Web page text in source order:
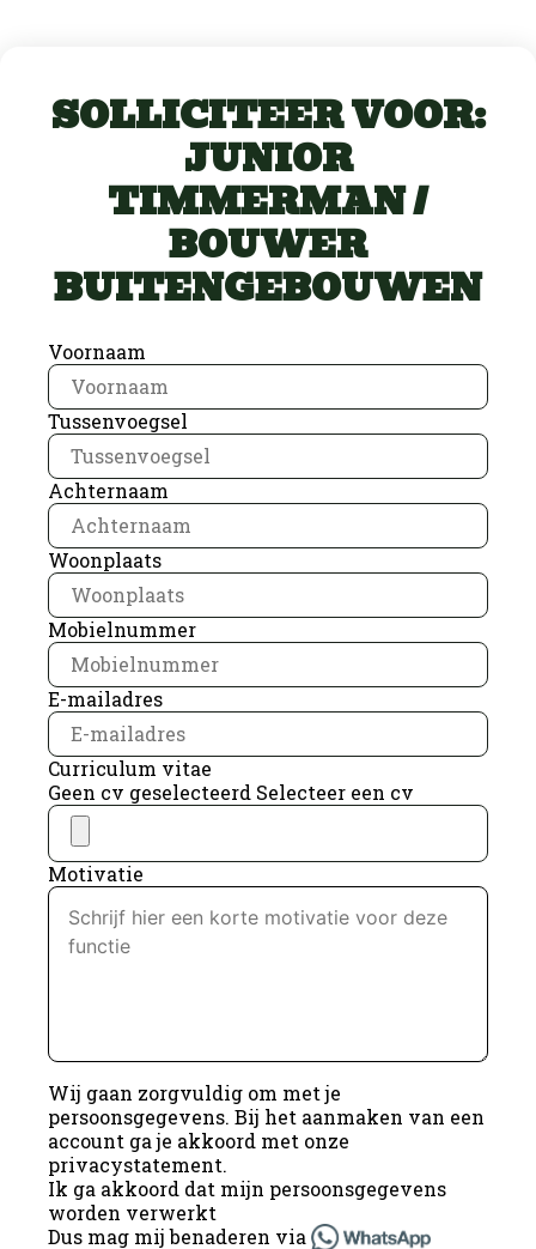
SOLLICITEER VOOR:
JUNIOR
TIMMERMAN /
BOUWER
BUITENGEBOUWEN
Voornaam
Tussenvoegsel
Achternaam
Woonplaats
Mobielnummer
E-mailadres
Curriculum vitae
Geen cv geselecteerd Selecteer een cv
Motivatie
Wij gaan zorgvuldig om met je
persoonsgegevens. Bij het aanmaken van een
account ga je akkoord met onze
privacystatement.
Ik ga akkoord dat mijn persoonsgegevens
worden verwerkt
Dus mag mij benaderen via